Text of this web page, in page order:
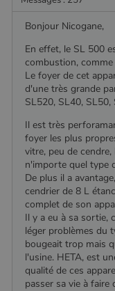
Bonjour Nicogane,
En effet, le SL 500
combustion,
Le foyer de cet
d'une très grande
SL520, SL40, SL50,
Il est très
foyer les plus
vitre, peu de cendre,
n'importe quel type
De plus il a
cendrier de 8 L
complet de son
Il y a eu à sa sortie,
léger problèmes du
bougeait trop mais
l'usine. HETA, est
qualité de ces
passer sa vie à faire